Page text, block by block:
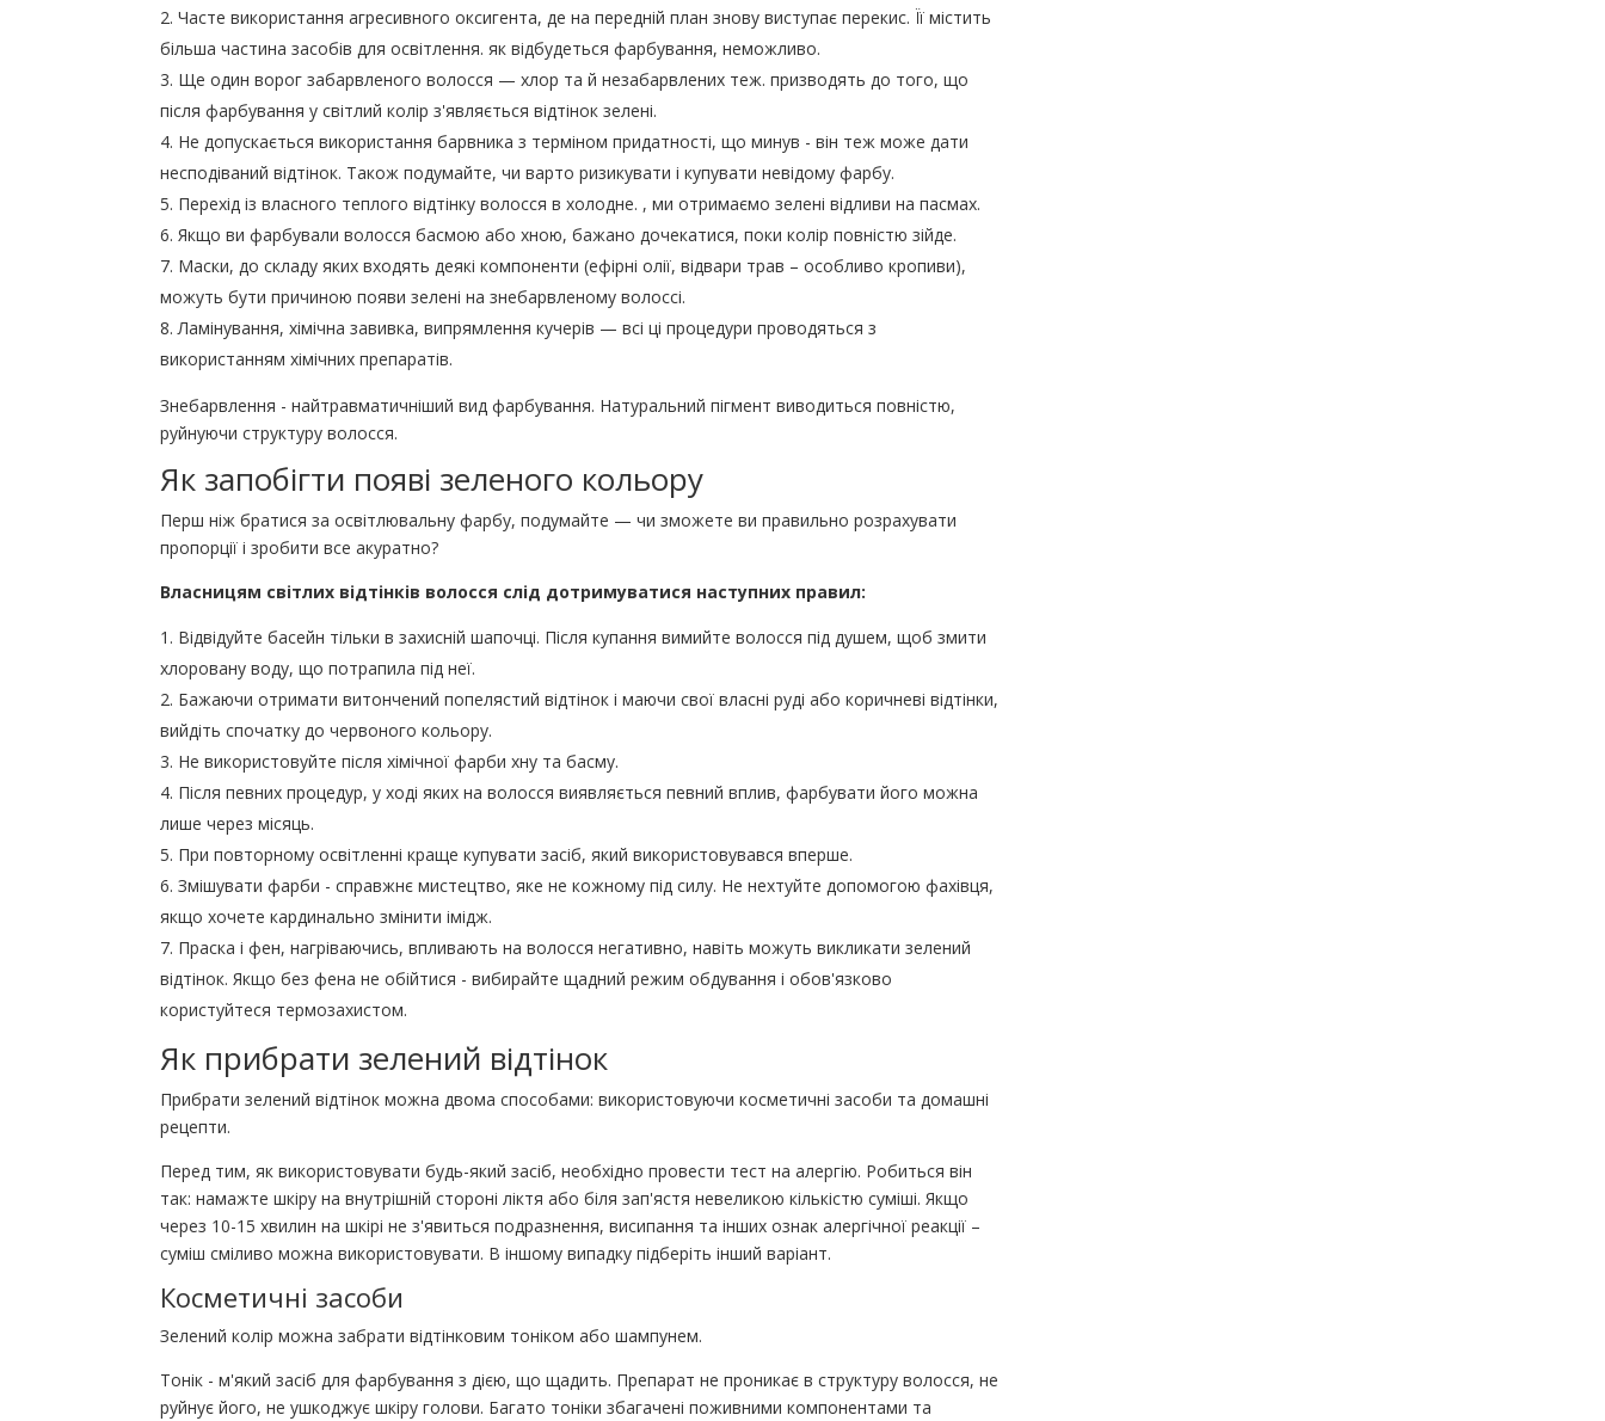
Часте використання агресивного оксигента, де на передній план знову виступає перекис. Її містить
більша частина засобів для освітлення. як відбудеться фарбування, неможливо.
Ще один ворог забарвленого волосся — хлор та й незабарвлених теж. призводять до того, що
після фарбування у світлий колір з'являється відтінок зелені.
Не допускається використання барвника з терміном придатності, що минув - він теж може дати
несподіваний відтінок. Також подумайте, чи варто ризикувати і купувати невідому фарбу.
Перехід із власного теплого відтінку волосся в холодне. , ми отримаємо зелені відливи на пасмах.
Якщо ви фарбували волосся басмою або хною, бажано дочекатися, поки колір повністю зійде.
Маски, до складу яких входять деякі компоненти (ефірні олії, відвари трав – особливо кропиви),
можуть бути причиною появи зелені на знебарвленому волоссі.
Ламінування, хімічна завивка, випрямлення кучерів — всі ці процедури проводяться з
використанням хімічних препаратів.
Знебарвлення - найтравматичніший вид фарбування. Натуральний пігмент виводиться повністю,
руйнуючи структуру волосся.
Як запобігти появі зеленого кольору
Перш ніж братися за освітлювальну фарбу, подумайте — чи зможете ви правильно розрахувати
пропорції і зробити все акуратно?
Власницям світлих відтінків волосся слід дотримуватися наступних правил:
Відвідуйте басейн тільки в захисній шапочці. Після купання вимийте волосся під душем, щоб змити
хлоровану воду, що потрапила під неї.
Бажаючи отримати витончений попелястий відтінок і маючи свої власні руді або коричневі відтінки,
вийдіть спочатку до червоного кольору.
Не використовуйте після хімічної фарби хну та басму.
Після певних процедур, у ході яких на волосся виявляється певний вплив, фарбувати його можна
лише через місяць.
При повторному освітленні краще купувати засіб, який використовувався вперше.
Змішувати фарби - справжнє мистецтво, яке не кожному під силу. Не нехтуйте допомогою фахівця,
якщо хочете кардинально змінити імідж.
Праска і фен, нагріваючись, впливають на волосся негативно, навіть можуть викликати зелений
відтінок. Якщо без фена не обійтися - вибирайте щадний режим обдування і обов'язково
користуйтеся термозахистом.
Як прибрати зелений відтінок
Прибрати зелений відтінок можна двома способами: використовуючи косметичні засоби та домашні
рецепти.
Перед тим, як використовувати будь-який засіб, необхідно провести тест на алергію. Робиться він
так: намажте шкіру на внутрішній стороні ліктя або біля зап'ястя невеликою кількістю суміші. Якщо
через 10-15 хвилин на шкірі не з'явиться подразнення, висипання та інших ознак алергічної реакції –
суміш сміливо можна використовувати. В іншому випадку підберіть інший варіант.
Косметичні засоби
Зелений колір можна забрати відтінковим тоніком або шампунем.
Тонік - м'який засіб для фарбування з дією, що щадить. Препарат не проникає в структуру волосся, не
руйнує його, не ушкоджує шкіру голови. Багато тоніки збагачені поживними компонентами та